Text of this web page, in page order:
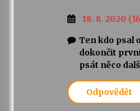
18. 8. 2020
Ten kdo psal
dokončit
psát něco
Odpovědět